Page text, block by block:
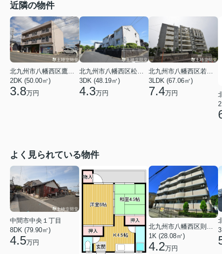
近隣の物件
2DK (50.00㎡)
3.8万円
3DK (48.19㎡)
4.3万円
3LDK (67.06㎡)
7.4万円
よく見られている物件
中間市中央１丁目
8DK (79.90㎡)
4.5万円
北九州市八幡西区則松１丁目
1K (28.08㎡)
4.2万円